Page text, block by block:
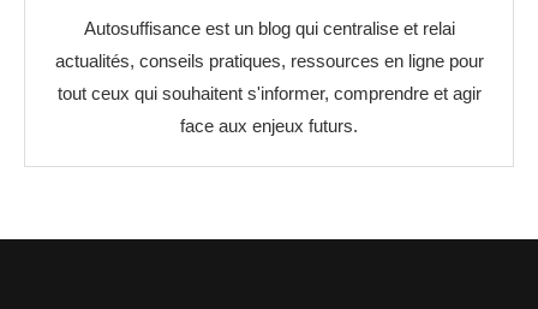
Autosuffisance est un blog qui centralise et relai
actualités, conseils pratiques, ressources en ligne pour
tout ceux qui souhaitent s'informer, comprendre et agir
face aux enjeux futurs.